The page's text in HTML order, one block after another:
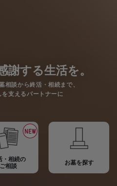
する生活を。
相談から終活・相続まで、
支えるパートナーに
・相続の
ご相談 お墓を探す